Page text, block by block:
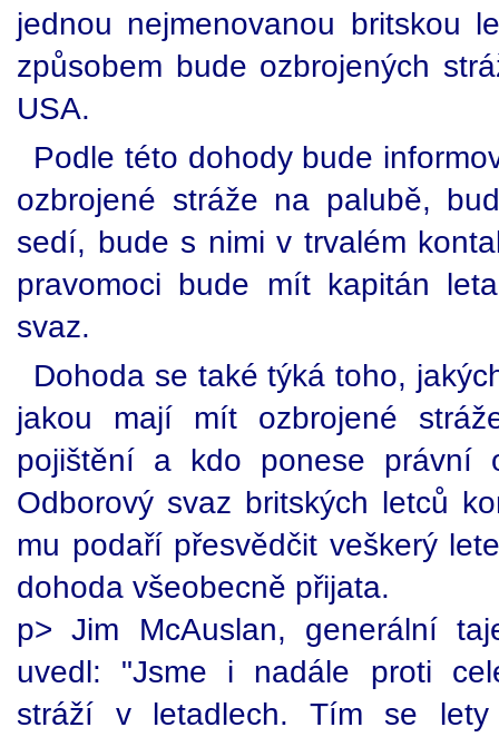
jednou nejmenovanou britskou
způsobem bude ozbrojených
USA.
Podle této dohody bude
ozbrojené stráže na palubě,
sedí, bude s nimi v trvalém
pravomoci bude mít kapitán
svaz.
Dohoda se také týká toho,
jakou mají mít ozbrojené
pojištění a kdo ponese právní
Odborový svaz britských letců
mu podaří přesvědčit veškerý
dohoda všeobecně přijata.
p> Jim McAuslan, generální
uvedl: "Jsme i nadále proti
stráží v letadlech. Tím se lety